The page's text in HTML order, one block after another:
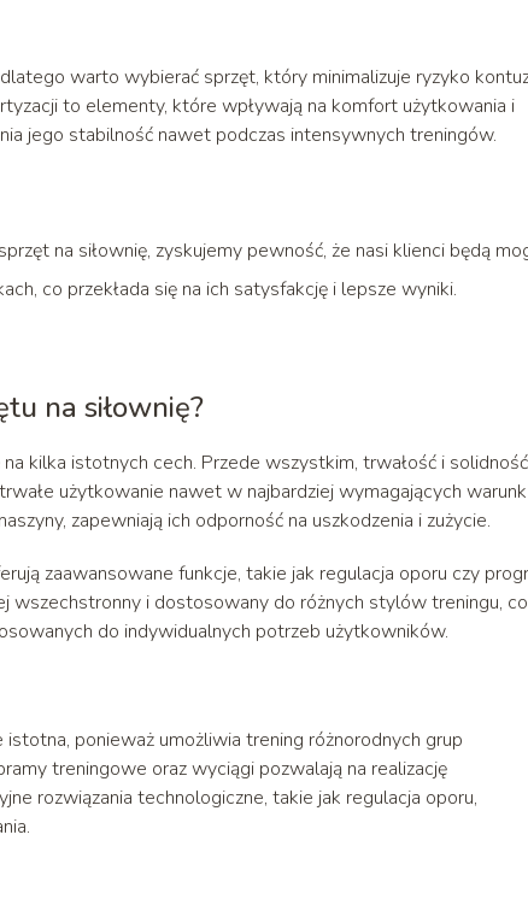
warto wybierać sprzęt, który minimalizuje ryzyko
to elementy, które wpływają na komfort użytkowania i
jego stabilność nawet podczas intensywnych treningów.
na siłownię, zyskujemy pewność, że nasi klienci będą
co przekłada się na ich satysfakcję i lepsze wyniki.
na siłownię?
kilka istotnych cech. Przede wszystkim, trwałość i solidność
użytkowanie nawet w najbardziej wymagających
zapewniają ich odporność na uszkodzenia i zużycie.
zaawansowane funkcje, takie jak regulacja oporu czy
wszechstronny i dostosowany do różnych stylów treningu, co
do indywidualnych potrzeb użytkowników.
ponieważ umożliwia trening różnorodnych grup
treningowe oraz wyciągi pozwalają na realizację
rozwiązania technologiczne, takie jak regulacja oporu,